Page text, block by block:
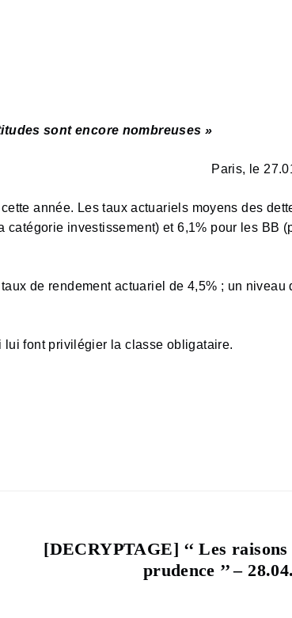
sont encore nombreuses »
Paris, le
année. Les taux actuariels moyens des
investissement) et 6,1% pour les BB
de rendement actuariel de 4,5% ; un niveau
lui font privilégier la classe obligataire.
Next
[DECRYPTAGE] ‘‘ Les
prudence ’’ –